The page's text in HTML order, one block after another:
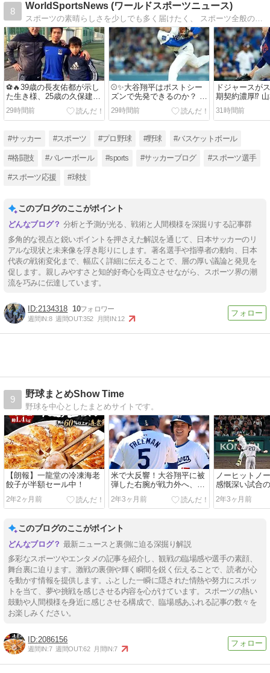
8
WorldSportsNews (ワールドスポーツニュース)
スポーツの素晴らしさを少しでも多く届けたく、 スポーツ全般のまとめblogサイト
⚽🔥39歳の長友佑都が示し
た生き様、25歳の久保建英
が描く未来 日本サッカーの
魂を感じたW杯
29時間前
⚾✨大谷翔平はポストシー
ズンで先発できるのか？ ド
ジャースに漂う期待と不安
のリアル
29時間前
ドジャースが
期契約濃厚⁉︎
の超大型契約
アツすぎる件🔥
31時間前
#サッカー #スポーツ #プロ野球 #野球 #バスケットボール
#格闘技 #バレーボール #sports #サッカーブログ #スポーツ選手
#スポーツ応援 #球技
このブログのここがポイント
分析と予測が光る、戦術と人間模様を深掘りする記事群
多角的な視点と鋭いポイントを押さえた解説を通じて、日本サッカーのリ
アルな現状と未来像を浮き彫りにします。著名選手や指導者の動向、日本
代表の戦術変化まで、幅広く詳細に伝えることで、層の厚い議論と発見を
促します。親しみやすさと知的好奇心を両立させながら、スポーツ界の潮
流を巧みに伝達しています。
2134318 10
週間IN:8 週間OUT:352 月間IN:12
9
野球まとめShow Time
野球を中心としたまとめサイトです。
【朗報】一龍堂の冷凍海老
餃子が半額セール中！
2年2ヶ月前
米で大反響！大谷翔平に被
弾した右腕が戦力外へ、
「冗談だろ？」厳しい声コ
メントが殺到
2年3ヶ月前
ノーヒットノ
感慨深い試合
は？
2年3ヶ月前
このブログのここがポイント
最新ニュースと裏側に迫る深掘り解説
多彩なスポーツやエンタメの記事を紹介し、観戦の臨場感や選手の素顔、
舞台裏に迫ります。激戦の裏側や輝く瞬間を鋭く伝えることで、読者が心
を動かす情報を提供します。ふとした一瞬に隠された情熱や努力にスポッ
トを当て、夢や挑戦を感じさせる内容を心がけています。スポーツの熱い
鼓動や人間模様を身近に感じさせる構成で、臨場感あふれる記事の数々を
お楽しみください。
2086156
週間IN:7 週間OUT:62 月間IN:7